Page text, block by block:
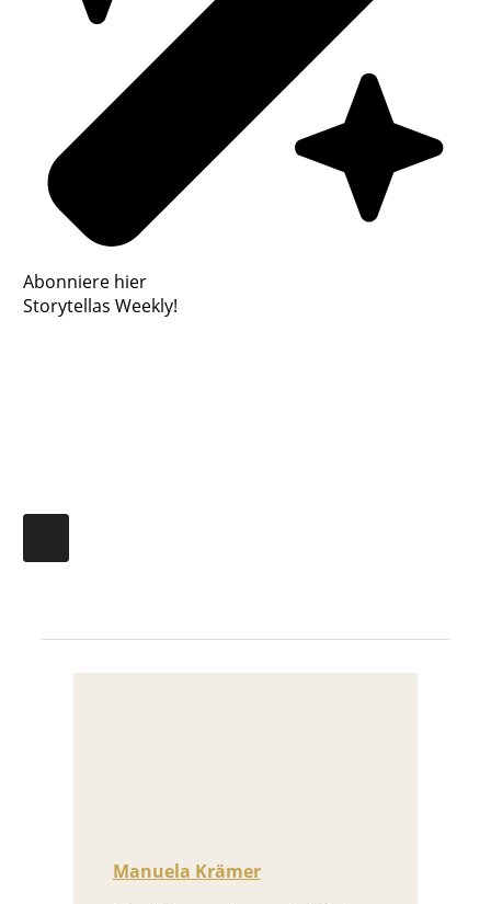
Abonniere hier
Storytellas Weekly!
Manuela Krämer